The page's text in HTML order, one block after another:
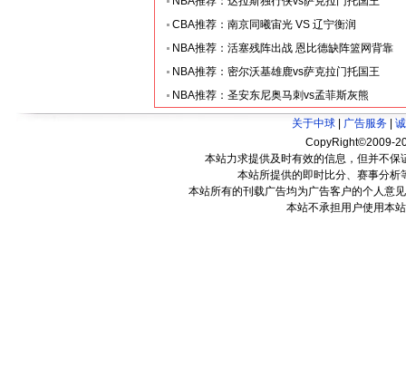
CBA推荐：南京同曦宙光 VS 辽宁衡润
NBA推荐：活塞残阵出战 恩比德缺阵篮网背靠
NBA推荐：密尔沃基雄鹿vs萨克拉门托国王
NBA推荐：圣安东尼奥马刺vs孟菲斯灰熊
关于中球 广告服务
CopyRight©2009-
本站力求提供及时有效的信息，但并不
本站所提供的即时比分、赛事分
本站所有的刊载广告均为广告客户的个人意
本站不承担用户使用本